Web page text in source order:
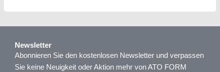
Newsletter
Abonnieren Sie den kostenlosen Newsletter und verpassen
Sie keine Neuigkeit oder Aktion mehr von ATO FORM